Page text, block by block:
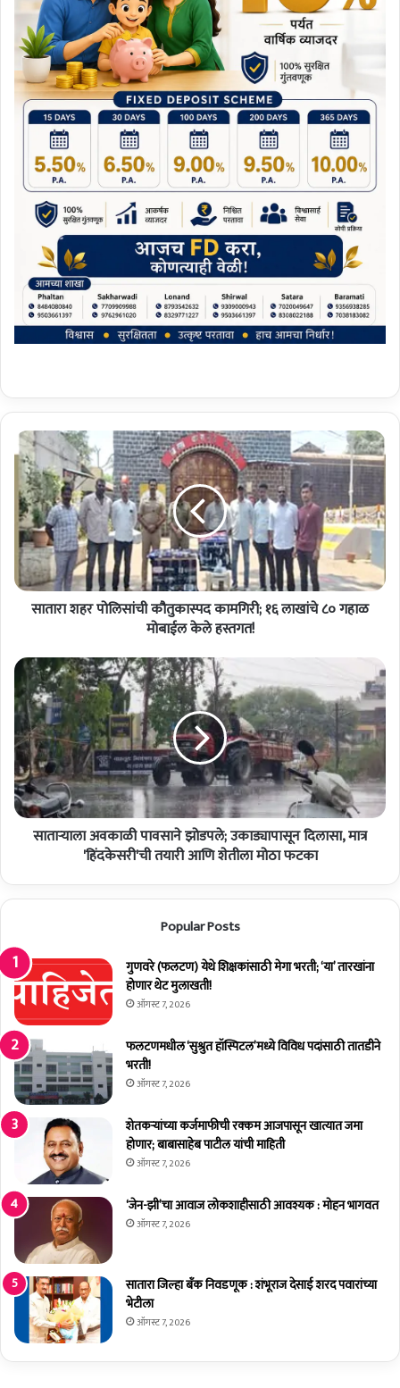
सा
ता
श
ह
पो
लि
सां
का
स्प
द
का
म
गि
री
;
१
चे
ग
हा
ळ
मो
बा
ई
ल
के
ले
ह
स्त
!
सातारा शहर पोलिसांची कौतुकास्पद कामगिरी; १६ लाखांचे ८० गहाळ
मोबाईल केले हस्तगत!
सा
ता
ऱ्या
ला
अ
व
का
ळी
पा
झो
ले
;
उ
का
ड्या
पा
सू
न
दि
ला
सा
त्र
'
द
के
स
री
ची
त
साताऱ्याला अवकाळी पावसाने झोडपले; उकाड्यापासून दिलासा, मात्र
'हिंदकेसरी'ची तयारी आणि शेतीला मोठा फटका
Popular Posts
गुणवरे (फलटण) येथे शिक्षकांसाठी मेगा भरती; ‘या’ तारखांना
होणार थेट मुलाखती!
ऑगस्ट 7, 2026
फलटणमधील ‘सुश्रुत हॉस्पिटल’मध्ये विविध पदांसाठी तातडीने
भरती!
ऑगस्ट 7, 2026
शेतकर्‍यांच्या कर्जमाफीची रक्कम आजपासून खात्यात जमा
होणार; बाबासाहेब पाटील यांची माहिती
ऑगस्ट 7, 2026
‘जेन-झी’चा आवाज लोकशाहीसाठी आवश्यक : मोहन भागवत
ऑगस्ट 7, 2026
सातारा जिल्हा बँक निवडणूक : शंभूराज देसाई शरद पवारांच्या
भेटीला
ऑगस्ट 7, 2026